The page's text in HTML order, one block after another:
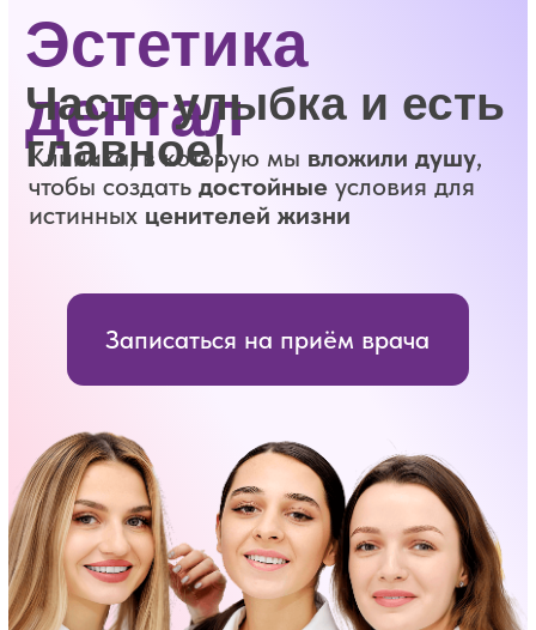
Прайс
Главная
Записаться на приём
Услуги
истинных ценителей жизни
Записаться на приём врача
5.0
Награда на Яндекс Картах
Особенно хорошее место 2026